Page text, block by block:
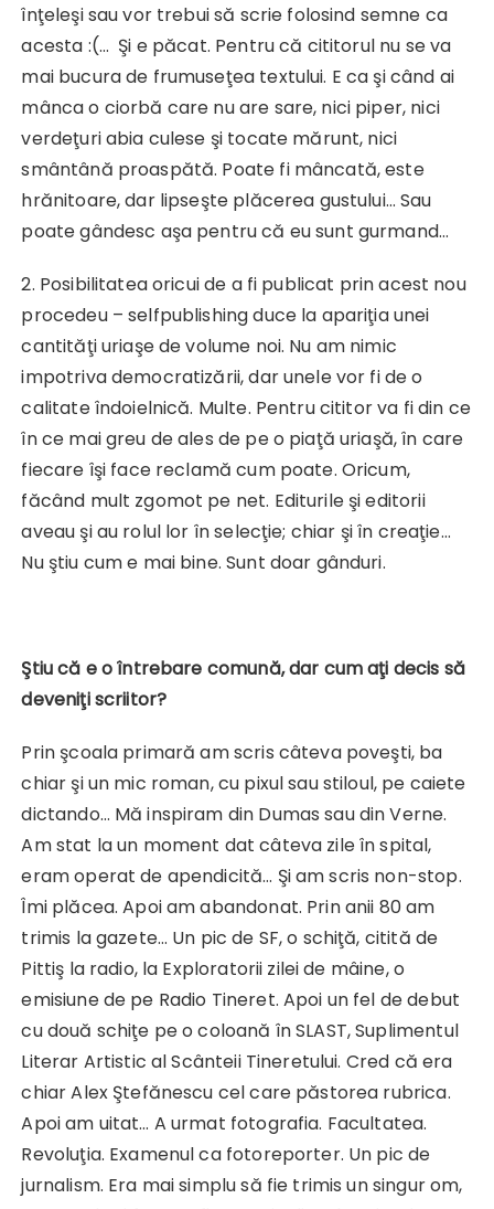
înţeleşi sau vor trebui să scrie folosind semne ca
acesta :(… Şi e păcat. Pentru că cititorul nu se va
mai bucura de frumuseţea textului. E ca şi când ai
mânca o ciorbă care nu are sare, nici piper, nici
verdeţuri abia culese şi tocate mărunt, nici
smântână proaspătă. Poate fi mâncată, este
hrănitoare, dar lipseşte plăcerea gustului… Sau
poate gândesc aşa pentru că eu sunt gurmand…
2. Posibilitatea oricui de a fi publicat prin acest nou
procedeu – selfpublishing duce la apariţia unei
cantităţi uriaşe de volume noi. Nu am nimic
impotriva democratizării, dar unele vor fi de o
calitate îndoielnică. Multe. Pentru cititor va fi din ce
în ce mai greu de ales de pe o piaţă uriaşă, în care
fiecare îşi face reclamă cum poate. Oricum,
făcând mult zgomot pe net. Editurile şi editorii
aveau şi au rolul lor în selecţie; chiar şi în creaţie…
Nu ştiu cum e mai bine. Sunt doar gânduri.
Ştiu că e o întrebare comună, dar cum aţi decis să
deveniţi scriitor?
Prin şcoala primară am scris câteva poveşti, ba
chiar şi un mic roman, cu pixul sau stiloul, pe caiete
dictando… Mă inspiram din Dumas sau din Verne.
Am stat la un moment dat câteva zile în spital,
eram operat de apendicită… Şi am scris non-stop.
Îmi plăcea. Apoi am abandonat. Prin anii 80 am
trimis la gazete… Un pic de SF, o schiţă, citită de
Pittiş la radio, la Exploratorii zilei de mâine, o
emisiune de pe Radio Tineret. Apoi un fel de debut
cu două schiţe pe o coloană în SLAST, Suplimentul
Literar Artistic al Scânteii Tineretului. Cred că era
chiar Alex Ştefănescu cel care păstorea rubrica.
Apoi am uitat… A urmat fotografia. Facultatea.
Revoluţia. Examenul ca fotoreporter. Un pic de
jurnalism. Era mai simplu să fie trimis un singur om,